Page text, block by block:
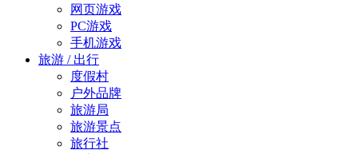
网页游戏
PC游戏
手机游戏
旅游 / 出行
度假村
户外品牌
旅游局
旅游景点
旅行社